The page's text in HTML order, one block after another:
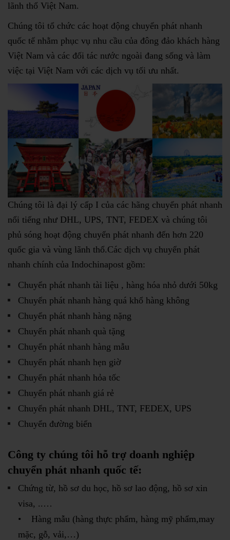
lãnh thổ Việt Nam.
Chúng tôi tổ chức các hoạt động chuyển phát nhanh
quốc tế nhằm phục vụ nhu cầu của đông đảo khách hàng
Việt Nam và các đối tác nước ngoài đang sống và làm
việc tại Việt Nam với các dịch vụ tối ưu nhất.
Chúng tôi là đại lý cấp I của các hãng chuyển phát nhanh
nổi tiếng như DHL, UPS, TNT, FEDEX và chúng tôi
phủ sóng hoạt động chuyển phát nhanh đến hơn 220
quốc gia và vùng lãnh thổ.Các dịch vụ chuyển phát
nhanh chính của Indochinapost gồm:
Chuyển phát nhanh tài liệu , hàng hóa nhỏ dưới 50kg
Chuyển phát nhanh hàng quá khổ hàng không
Chuyển phát nhanh hàng nặng
Chuyển phát nhanh quà tặng
Chuyển phát nhanh hàng mẫu
Chuyển phát nhanh hẹn giờ
Chuyển phát nhanh hỏa tốc
Chuyển phát nhanh giá rẻ
Chuyển phát nhanh DHL, TNT, FEDEX, UPS
Chuyển đường biển
Công ty chúng tôi hỗ trợ doanh nghiệp
chuyển phát nhanh quốc tế:
Chứng từ, hồ sơ du học, hồ sơ lao động, hồ sơ xin
visa, ..…
• Hàng mẫu (hàng thực phẩm, hàng mỹ phẩm,may
mặc, gỗ, vải,…)